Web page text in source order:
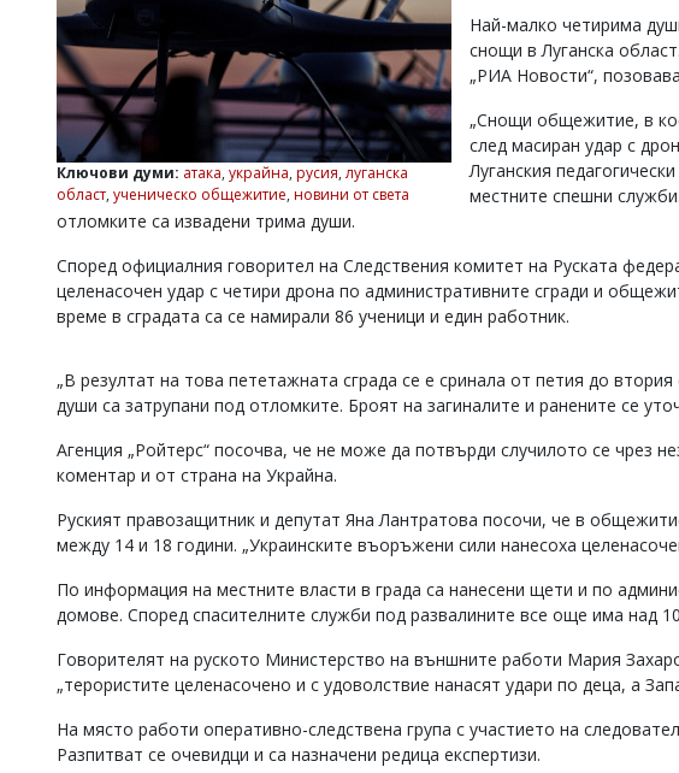
Управители:
Веселин
Василев,
v.vasilev@flagman.bg
Касабова,
k.kassabova@flagman.bg
Главен
Колев,
office@flagman.bg
Коментарите
статиите
въвеждат
редакцията
отговорност
обиден
Ключови думи: атака, украйна, русия, луганска
област, ученическо общежитие, новини от света
Най-малко четирима
снощи в Луганска
„РИА Новости“,
„Снощи общежитие, в
след масиран удар с
Луганския
местните спешни
отломките са извадени трима души.
Според официалния говорител на Следствения комитет на Руската
целенасочен удар с четири дрона по административните сгради и
време в сградата са се намирали 86 ученици и един работник.
„В резултат на това пететажната сграда се е сринала от петия до
души са затрупани под отломките. Броят на загиналите и ранените се
Агенция „Ройтерс“ посочва, че не може да потвърди случилото се чрез
коментар и от страна на Украйна.
Руският правозащитник и депутат Яна Лантратова посочи, че в
между 14 и 18 години. „Украинските въоръжени сили нанесоха
По информация на местните власти в града са нанесени щети и по
домове. Според спасителните служби под развалините все още има над
Говорителят на руското Министерство на външните работи Мария
„терористите целенасочено и с удоволствие нанасят удари по деца, а
На място работи оперативно-следствена група с участието на
Разпитват се очевидци и са назначени редица експертизи.